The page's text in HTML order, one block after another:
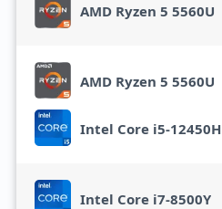
AMD Ryzen 5 5560U
AMD Ryzen 5 5560U
Intel Core i5-12450H
Intel Core i7-8500Y